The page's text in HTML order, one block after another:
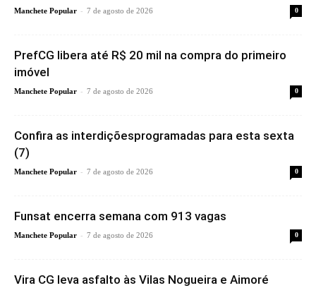
Manchete Popular - 7 de agosto de 2026 0
PrefCG libera até R$ 20 mil na compra do primeiro
imóvel
Manchete Popular - 7 de agosto de 2026 0
Confira as interdiçõesprogramadas para esta sexta
(7)
Manchete Popular - 7 de agosto de 2026 0
Funsat encerra semana com 913 vagas
Manchete Popular - 7 de agosto de 2026 0
Vira CG leva asfalto às Vilas Nogueira e Aimoré